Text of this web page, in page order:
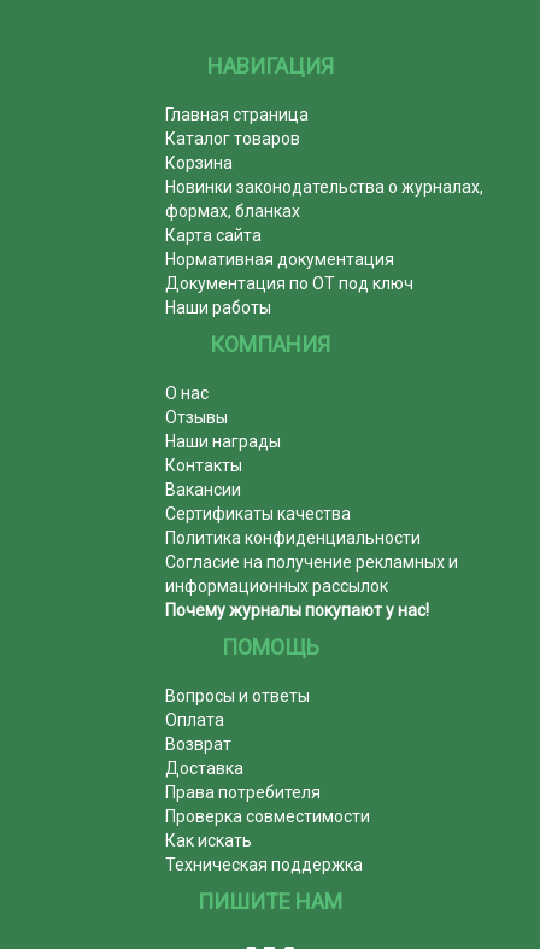
НАВИГАЦИЯ
Главная страница
Каталог товаров
Корзина
Новинки законодательства о журналах,
формах, бланках
Карта сайта
Нормативная документация
Документация по ОТ под ключ
Наши работы
КОМПАНИЯ
О нас
Отзывы
Наши награды
Контакты
Вакансии
Сертификаты качества
Политика конфиденциальности
Согласие на получение рекламных и
информационных рассылок
Почему журналы покупают у нас!
ПОМОЩЬ
Вопросы и ответы
Оплата
Возврат
Доставка
Права потребителя
Проверка совместимости
Как искать
Техническая поддержка
ПИШИТЕ НАМ